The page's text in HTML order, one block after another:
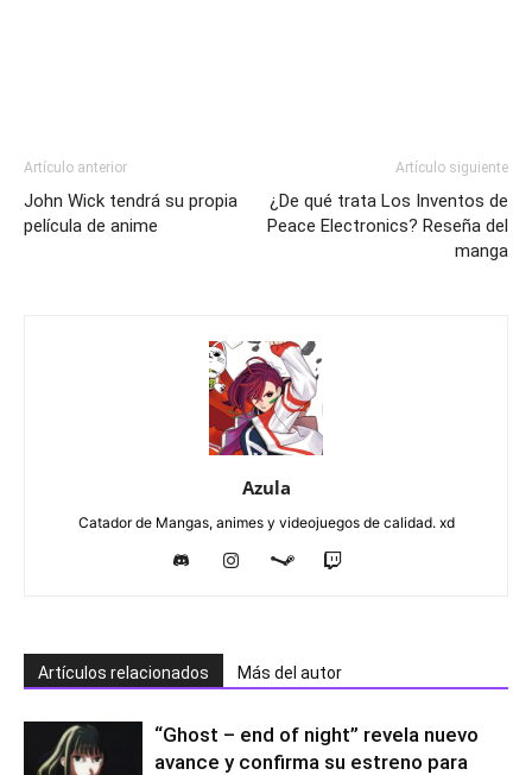
Artículo anterior
John Wick tendrá su propia
película de anime
Artículo siguiente
¿De qué trata Los Inventos de
Peace Electronics? Reseña del
manga
Azula
Catador de Mangas, animes y videojuegos de calidad. xd
Artículos relacionados Más del autor
“Ghost – end of night” revela nuevo
avance y confirma su estreno para